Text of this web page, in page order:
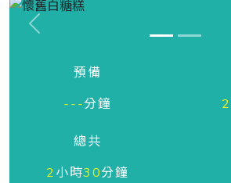
Previous
預備
---分鐘
2
總共
2小時30分鐘